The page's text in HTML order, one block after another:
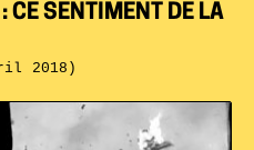
CE SENTIMENT DE LA
2018)